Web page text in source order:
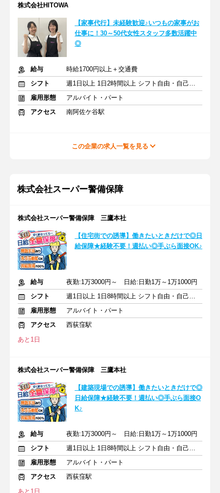
株式会社HITOWA
【家事代行】未経験歓迎♪いつもの家事がお
仕事に！30～50代女性スタッフ多数活躍中
◎
給与
時給1700円以上＋交通費
シフト
週1日以上 1日2時間以上 シフト自由・自己申告
雇用形態
アルバイト・パート
アクセス
南阿佐ケ谷駅
この企業の求人一覧を見る
株式会社スーパー警備保障
株式会社スーパー警備保障 三鷹本社
【住宅街での誘導】働きたいときだけで◎日
給保障★経験不要！週払い◎手ぶら面接OK♪
給与
夜勤:1万3000円～ 日給:日勤1万～1万1000円
シフト
週1日以上 1日8時間以上 シフト自由・自己申告
雇用形態
アルバイト・パート
アクセス
西荻窪駅
あと1日
株式会社スーパー警備保障 三鷹本社
【建築現場での誘導】働きたいときだけで◎
日給保障★経験不要！週払い◎手ぶら面接O
K♪
給与
夜勤:1万3000円～ 日給:日勤1万～1万1000円
シフト
週1日以上 1日8時間以上 シフト自由・自己申告
雇用形態
アルバイト・パート
アクセス
西荻窪駅
あと1日